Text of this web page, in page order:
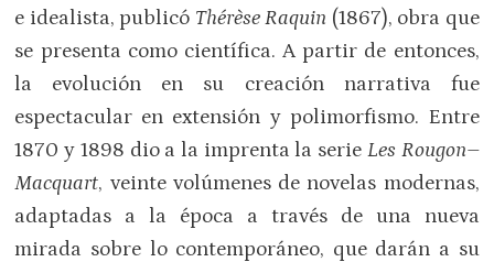
e idealista, publicó Thérèse Raquin (1867), obra que
se presenta como científica. A partir de entonces,
la evolución en su creación narrativa fue
espectacular en extensión y polimorfismo. Entre
1870 y 1898 dio a la imprenta la serie Les Rougon–
Macquart, veinte volúmenes de novelas modernas,
adaptadas a la época a través de una nueva
mirada sobre lo contemporáneo, que darán a su